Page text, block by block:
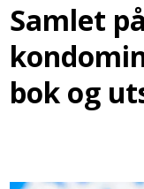
Samlet
bok og